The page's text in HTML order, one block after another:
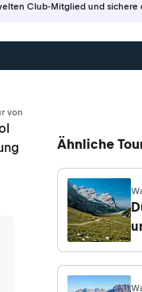
Club-Mitglied und sichere
von
Ähnliche